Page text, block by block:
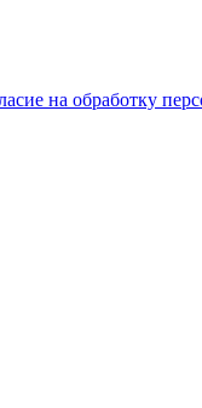
на обработку